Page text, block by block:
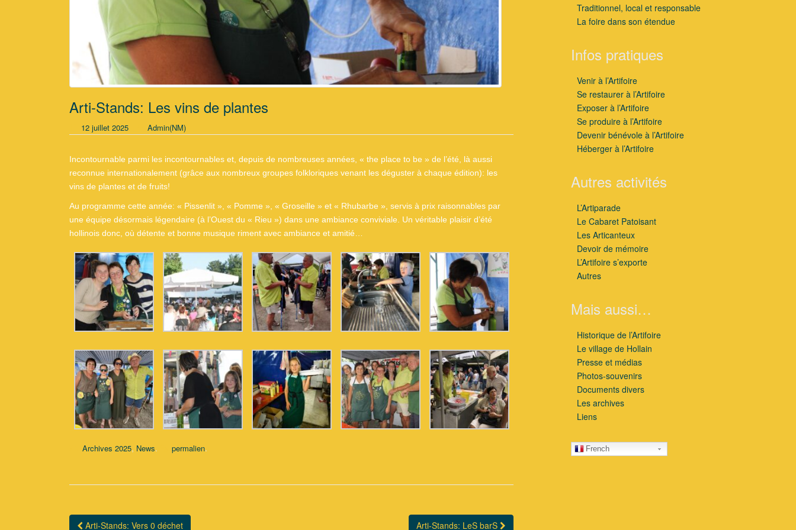
Arti-Stands: Les vins de plantes
12 juillet 2025 Admin(NM)
Incontournable parmi les incontournables et, depuis de nombreuses années, « the place to be » de l’été, là aussi
reconnue internationalement (grâce aux nombreux groupes folkloriques venant les déguster à chaque édition): les
vins de plantes et de fruits!
Au programme cette année: « Pissenlit », « Pomme », « Groseille » et « Rhubarbe », servis à prix raisonnables par
une équipe désormais légendaire (à l’Ouest du « Rieu ») dans une ambiance conviviale. Un véritable plaisir d’été
hollinois donc, où détente et bonne musique riment avec ambiance et amitié…
Archives 2025, News. permalien.
Arti-Stands: Vers 0 déchet Arti-Stands: LeS barS
Traditionnel, local et responsable
La foire dans son étendue
Infos pratiques
Venir à l’Artifoire
Se restaurer à l’Artifoire
Exposer à l’Artifoire
Se produire à l’Artifoire
Devenir bénévole à l’Artifoire
Héberger à l’Artifoire
Autres activités
L’Artiparade
Le Cabaret Patoisant
Les Articanteux
Devoir de mémoire
L’Artifoire s’exporte
Autres
Mais aussi…
Historique de l’Artifoire
Le village de Hollain
Presse et médias
Photos-souvenirs
Documents divers
Les archives
Liens
French